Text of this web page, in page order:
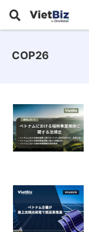
COP26